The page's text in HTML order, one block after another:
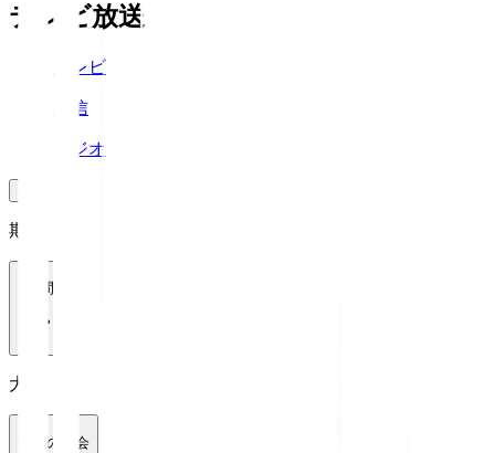
テレビ放送
テレビ
配信
ラジオ
期間
1週間
大会
全ての大会